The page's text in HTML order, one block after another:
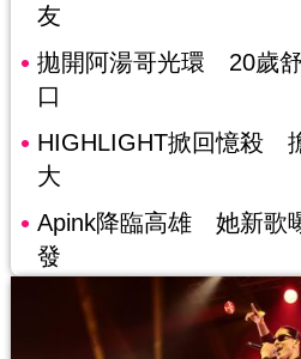
友
拋開阿湯哥光環 20歲
口
HIGHLIGHT掀回憶殺
大
Apink降臨高雄 她新歌
發